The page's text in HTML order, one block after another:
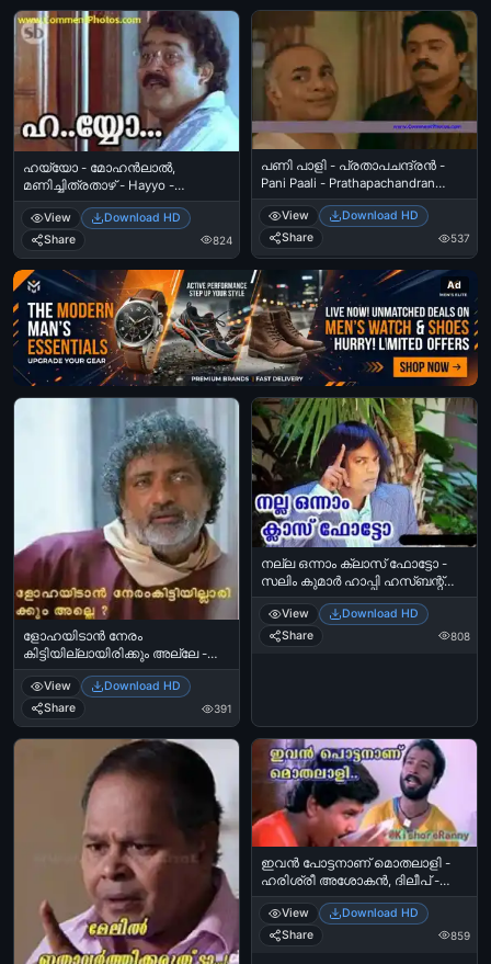
ഹയ്യോ - മോഹന്‍ലാല്‍,
മണിച്ചിത്രതാഴ് - Hayyo -
Mohanlal Funny Look in
Manichithrathaazhu
View
Download HD
Share
824
പണി പാളി - പ്രതാപചന്ദ്രന്‍ -
Pani Paali - Prathapachandran
funny look
View
Download HD
Share
537
Ad
ളോഹയിടാന്‍ നേരം
കിട്ടിയില്ലായിരിക്കും അല്ലേ -
അമേന്‍, ജോയ് മാത്യു -
Lohayidaan Neram
Kittiyillayirikkum Alle - Joy Mathew
in Amen
View
Download HD
Share
391
നല്ല ഒന്നാം ക്ലാസ് ഫോട്ടോ -
സലിം കുമാര്‍ ഹാപ്പി ഹസ്ബന്റ്സ്
- Nalla Onnaam Class Photo -
Salim Kumar‍ in Happy Husbands
View
Download HD
Share
808
ഇവന്‍ പോട്ടനാണ് മൊതലാളി -
ഹരിശ്രീ അശോകന്‍, ദിലീപ് -
പഞ്ചാബിഹൗസ് - Ivan Pottananu
Mothalali - Harisree Ashokan, Dilip
in PunjabiHouse
View
Download HD
Share
859